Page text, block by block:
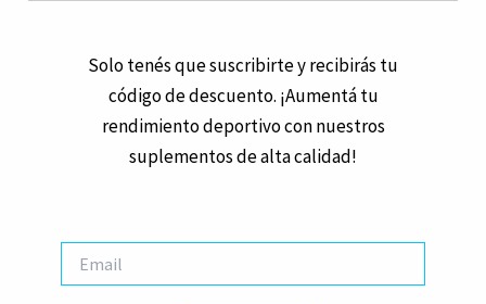
Solo tenés que suscribirte y recibirás tu
código de descuento. ¡Aumentá tu
rendimiento deportivo con nuestros
suplementos de alta calidad!